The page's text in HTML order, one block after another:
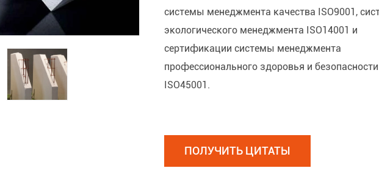
системы менеджмента качества ISO9001,
экологического менеджмента ISO14001 и
сертификации системы менеджмента
профессионального здоровья и безопасности
ISO45001.
ПОЛУЧИТЬ ЦИТАТЫ